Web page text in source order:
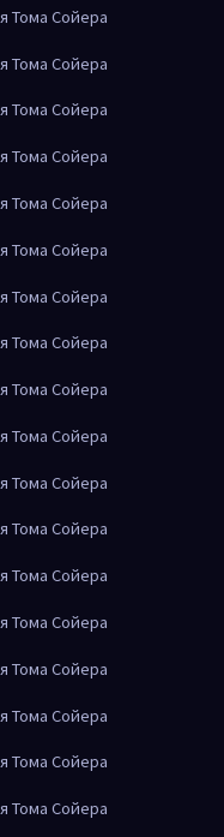
Тома Сойера
Тома Сойера
Тома Сойера
Тома Сойера
Тома Сойера
Тома Сойера
Тома Сойера
Тома Сойера
Тома Сойера
Тома Сойера
Тома Сойера
Тома Сойера
Тома Сойера
Тома Сойера
Тома Сойера
Тома Сойера
Тома Сойера
Тома Сойера